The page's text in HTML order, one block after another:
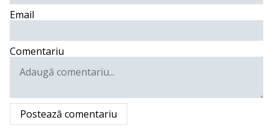
Email
Comentariu
Postează comentariu